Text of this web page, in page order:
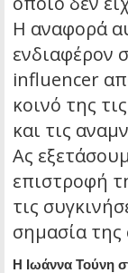
Η αναφορά
ενδιαφέρον
influencer
κοινό της
και τις
Ας
επιστροφή
τις
σημασία της
Η Ιωάννα Τούνη